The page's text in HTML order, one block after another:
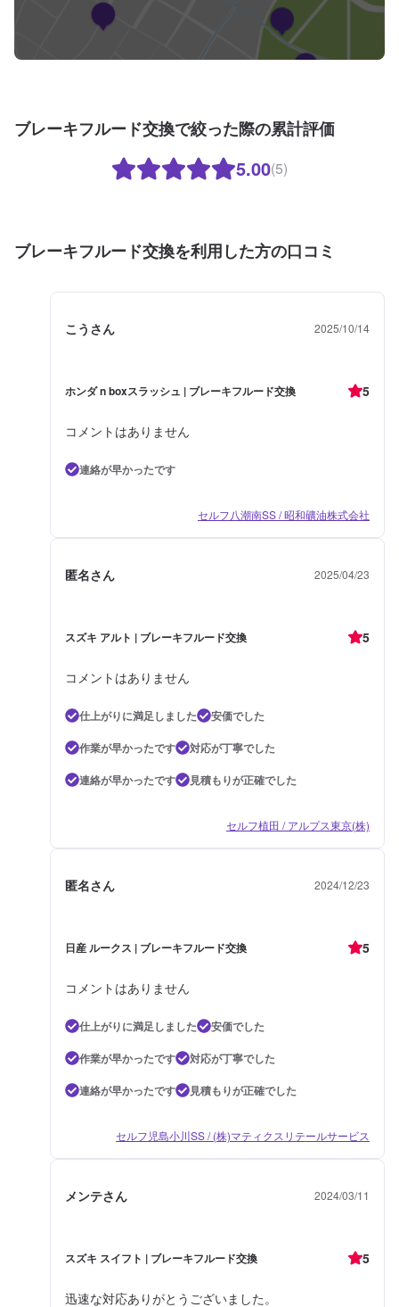
ブレーキフルード交換で絞った際の累計評価
5.00(5)
ブレーキフルード交換を利用した方の口コミ
こうさん 2025/10/14
ホンダ n boxスラッシュ | ブレーキフルード交換 5
コメントはありません
連絡が早かったです
セルフ八潮南SS / 昭和礦油株式会社
匿名さん 2025/04/23
スズキ アルト | ブレーキフルード交換 5
コメントはありません
仕上がりに満足しました
安価でした
作業が早かったです
対応が丁寧でした
連絡が早かったです
見積もりが正確でした
セルフ植田 / アルプス東京(株)
匿名さん 2024/12/23
日産 ルークス | ブレーキフルード交換 5
コメントはありません
仕上がりに満足しました
安価でした
作業が早かったです
対応が丁寧でした
連絡が早かったです
見積もりが正確でした
セルフ児島小川SS / (株)マティクスリテールサービス
メンテさん 2024/03/11
スズキ スイフト | ブレーキフルード交換 5
迅速な対応ありがとうございました。